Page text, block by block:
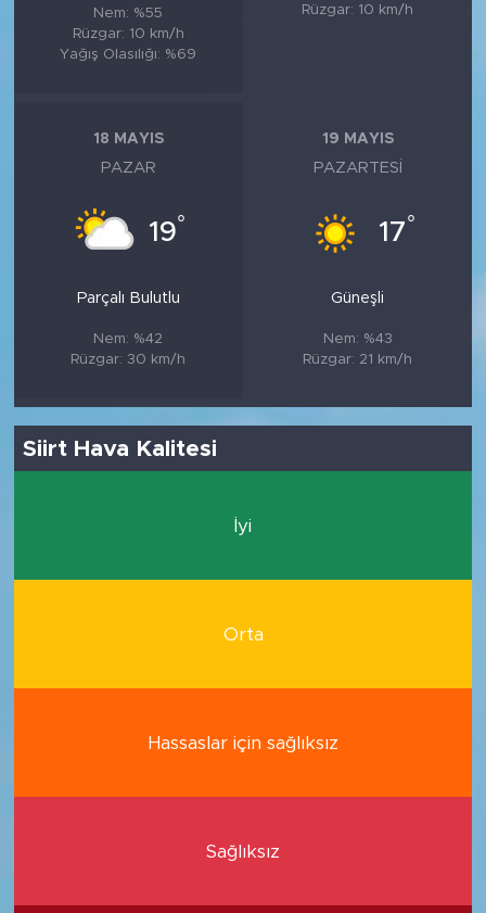
Nem: %55
Rüzgar: 10 km/h
Yağış Olasılığı: %69
Rüzgar: 10 km/h
18 MAYIS
PAZAR
19°
Parçalı Bulutlu
Nem: %42
Rüzgar: 30 km/h
19 MAYIS
PAZARTESI
17°
Güneşli
Nem: %43
Rüzgar: 21 km/h
Siirt Hava Kalitesi
İyi
Orta
Hassaslar için sağlıksız
Sağlıksız